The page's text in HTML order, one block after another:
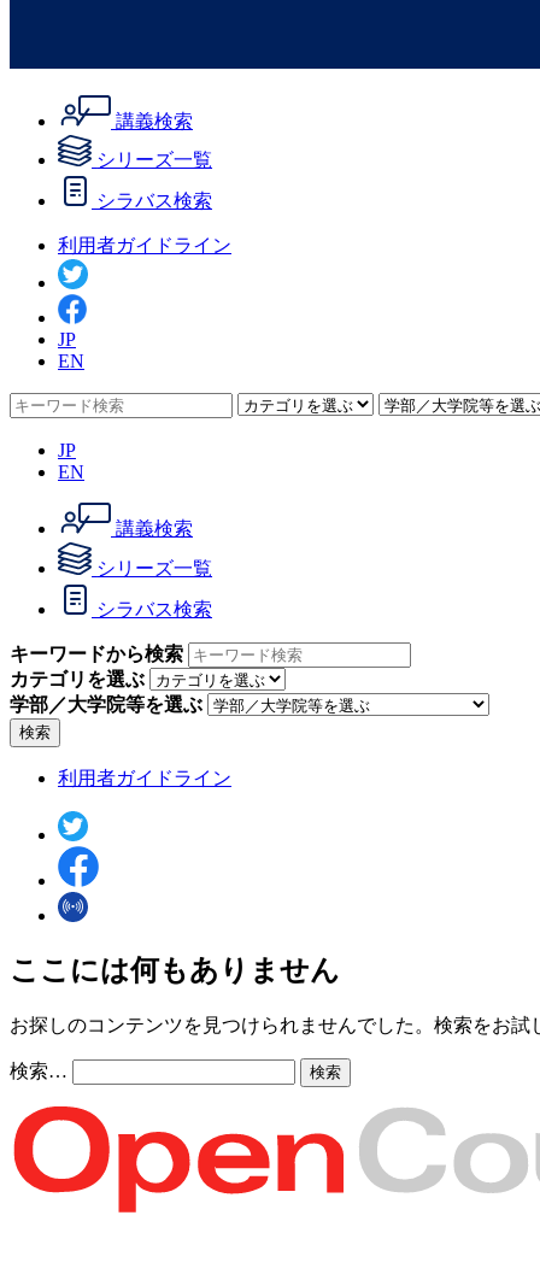
講義検索
シリーズ一覧
シラバス検索
利用者ガイドライン
JP
EN
JP
EN
講義検索
シリーズ一覧
シラバス検索
キーワードから検索
カテゴリを選ぶ
学部／大学院等を選ぶ
検索
利用者ガイドライン
ここには何もありません
お探しのコンテンツを見つけられませんでした。検索をお試
検索…